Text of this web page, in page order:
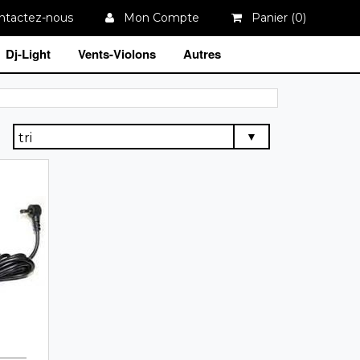
nous Mon Compte Panier (0)
Dj-Light Vents-Violons Autres